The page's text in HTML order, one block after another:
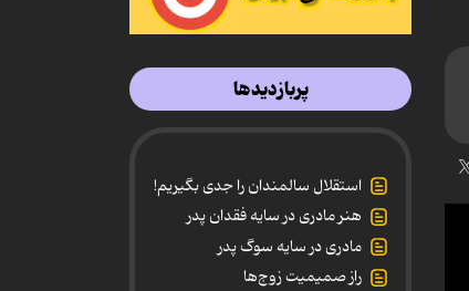
پربازدیدها
استقلال سالمندان را جدی بگیریم!
هنر مادری در سایه‌ فقدان پدر
مادری در سایه سوگ پدر
راز صمیمیت زوج‌ها